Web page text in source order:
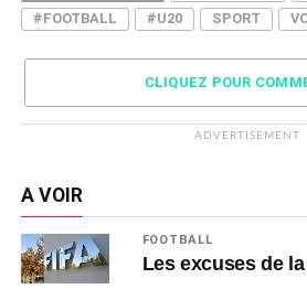
#FOOTBALL
#U20 SPORT
CLIQUEZ POUR
ADVERTISEMENT
A VOIR
FOOTBALL
Les excuses de la